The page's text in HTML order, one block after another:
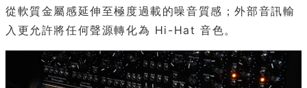
從軟質金屬感延伸至極度過載的噪音質感；外部音訊輸
入更允許將任何聲源轉化為 Hi-Hat 音色。